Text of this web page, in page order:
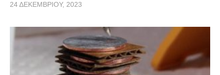
24 ΔΕΚΕΜΒΡΊΟΥ, 2023